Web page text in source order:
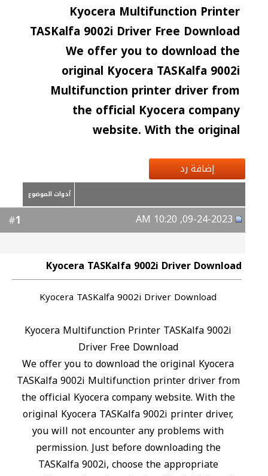
Kyocera Multifunction Printer
TASKalfa 9002i Driver Free Download
We offer you to download the
original Kyocera TASKalfa 9002i
Multifunction printer driver from
the official Kyocera company
website. With the original
إضافة رد
أدوات الموضوع
1
Kyocera TASKalfa 9002i Driver Download
Kyocera TASKalfa 9002i Driver Download
Kyocera Multifunction Printer TASKalfa 9002i
Driver Free Download
We offer you to download the original Kyocera
TASKalfa 9002i Multifunction printer driver from
the official Kyocera company website. With the
original Kyocera TASKalfa 9002i printer driver,
you will not encounter any problems with
permission. Just before downloading the
TASKalfa 9002i, choose the appropriate